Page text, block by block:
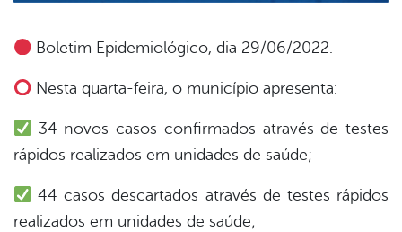
Boletim Epidemiológico, dia 29/06/2022.
Nesta quarta-feira, o município apresenta:
34 novos casos confirmados através de testes
rápidos realizados em unidades de saúde;
44 casos descartados através de testes rápidos
realizados em unidades de saúde;